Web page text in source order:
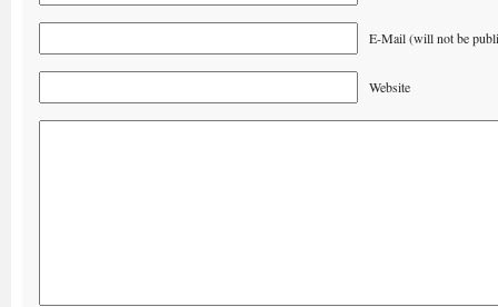
E-Mail (will not be
Website